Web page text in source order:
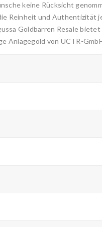
keine Rücksicht
Reinheit und Authentizität
Goldbarren Resale
Anlagegold von UCTR-